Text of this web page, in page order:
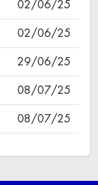
02/06/25
02/06/25
29/06/25
08/07/25
08/07/25